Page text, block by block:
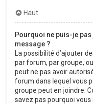
Haut
Pourquoi ne puis-je
message ?
La possibilité d’ajouter
par forum, par groupe,
peut ne pas avoir
forum dans lequel vous
groupe peut en joindre.
savez pas pourquoi